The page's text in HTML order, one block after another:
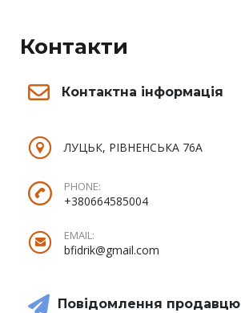
Контакти
Контактна інформація
ЛУЦЬК, РІВНЕНСЬКА 76А
PHONE:
+380664585004
EMAIL:
bfidrik@gmail.com
Повідомлення продавцю